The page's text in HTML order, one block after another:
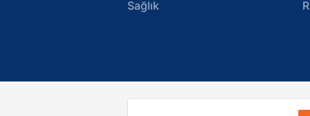
Sağlık